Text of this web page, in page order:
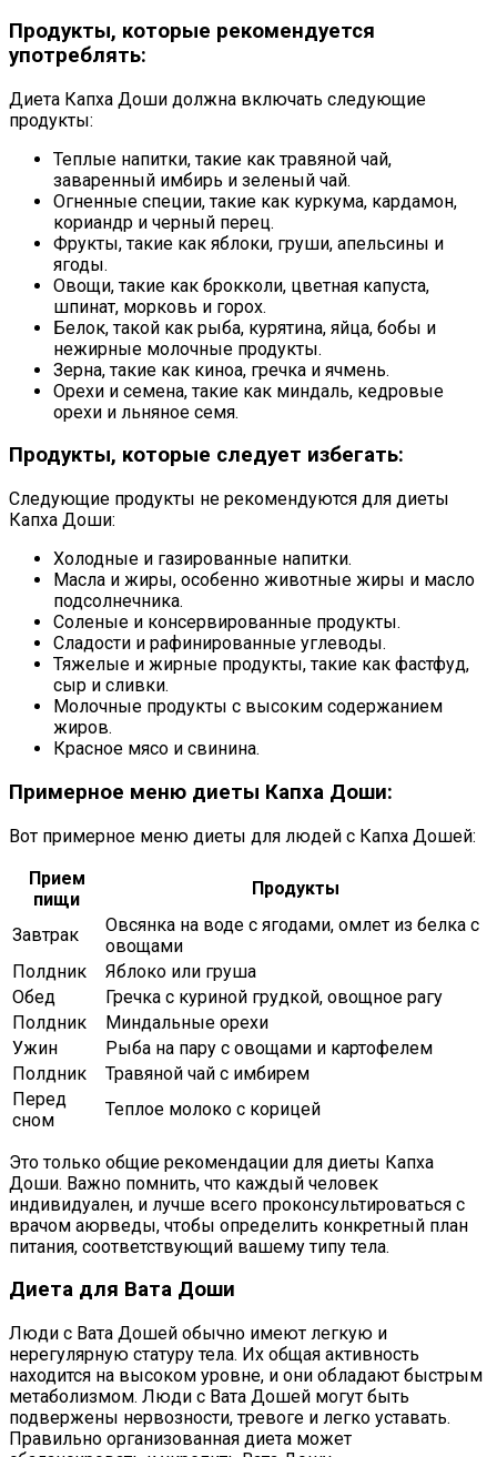
Продукты, которые рекомендуется
употреблять:
Диета Капха Доши должна включать следующие
продукты:
Теплые напитки, такие как травяной чай,
заваренный имбирь и зеленый чай.
Огненные специи, такие как куркума, кардамон,
кориандр и черный перец.
Фрукты, такие как яблоки, груши, апельсины и
ягоды.
Овощи, такие как брокколи, цветная капуста,
шпинат, морковь и горох.
Белок, такой как рыба, курятина, яйца, бобы и
нежирные молочные продукты.
Зерна, такие как киноа, гречка и ячмень.
Орехи и семена, такие как миндаль, кедровые
орехи и льняное семя.
Продукты, которые следует избегать:
Следующие продукты не рекомендуются для диеты
Капха Доши:
Холодные и газированные напитки.
Масла и жиры, особенно животные жиры и масло
подсолнечника.
Соленые и консервированные продукты.
Сладости и рафинированные углеводы.
Тяжелые и жирные продукты, такие как фастфуд,
сыр и сливки.
Молочные продукты с высоким содержанием
жиров.
Красное мясо и свинина.
Примерное меню диеты Капха Доши:
Вот примерное меню диеты для людей с Капха Дошей:
Прием
пищи
Продукты
Завтрак
Овсянка на воде с ягодами, омлет из белка с
овощами
Полдник
Яблоко или груша
Обед
Гречка с куриной грудкой, овощное рагу
Полдник
Миндальные орехи
Ужин
Рыба на пару с овощами и картофелем
Полдник
Травяной чай с имбирем
Перед
сном
Теплое молоко с корицей
Это только общие рекомендации для диеты Капха
Доши. Важно помнить, что каждый человек
индивидуален, и лучше всего проконсультироваться с
врачом аюрведы, чтобы определить конкретный план
питания, соответствующий вашему типу тела.
Диета для Вата Доши
Люди с Вата Дошей обычно имеют легкую и
нерегулярную статуру тела. Их общая активность
находится на высоком уровне, и они обладают быстрым
метаболизмом. Люди с Вата Дошей могут быть
подвержены нервозности, тревоге и легко уставать.
Правильно организованная диета может